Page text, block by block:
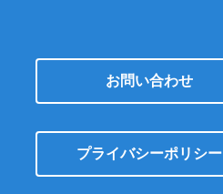
お問い合わせ
プライバシーポリシー